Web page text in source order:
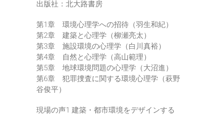
出版社：北大路書房
第1章 環境心理学への招待（羽生和紀）
第2章 建築と心理学（柳瀬亮太）
第3章 施設環境の心理学（白川真裕）
第4章 自然と心理学（高山範理）
第5章 地球環境問題の心理学（大沼進）
第6章 犯罪捜査に関する環境心理学（萩野
谷俊平）
現場の声1 建築・都市環境をデザインする